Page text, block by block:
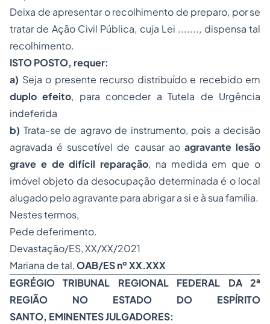
Deixa de apresentar o recolhimento de preparo, por se
tratar de Ação Civil Pública, cuja Lei ......., dispensa tal
recolhimento.
ISTO POSTO, requer:
a) Seja o presente recurso distribuído e recebido em
duplo efeito, para conceder a Tutela de Urgência
indeferida
b) Trata-se de agravo de instrumento, pois a decisão
agravada é suscetível de causar ao agravante lesão
grave e de difícil reparação, na medida em que o
imóvel objeto da desocupação determinada é o local
alugado pelo agravante para abrigar a si e à sua família.
Nestes termos,
Pede deferimento.
Devastação/ES, XX/XX/2021
Mariana de tal,OAB/ES nº XX.XXX
EGRÉGIO TRIBUNAL REGIONAL FEDERAL DA 2ª
REGIÃO NO ESTADO DO ESPÍRITO
SANTO, EMINENTES JULGADORES: